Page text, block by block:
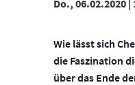
Do., 06.02.2020 |
Wie lässt sich
die Faszination
über das Ende